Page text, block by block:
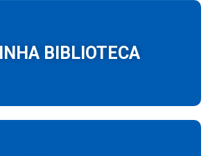
BIBLIOTECA